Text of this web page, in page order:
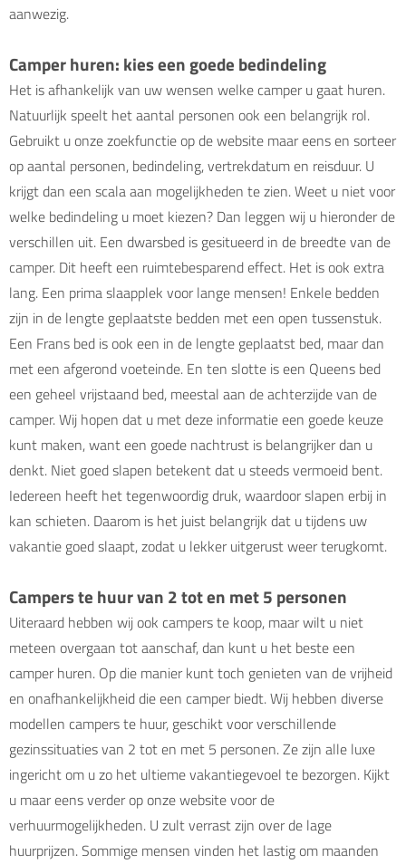
aanwezig.
Camper huren: kies een goede bedindeling
Het is afhankelijk van uw wensen welke camper u gaat huren.
Natuurlijk speelt het aantal personen ook een belangrijk rol.
Gebruikt u onze zoekfunctie op de website maar eens en sorteer
op aantal personen, bedindeling, vertrekdatum en reisduur. U
krijgt dan een scala aan mogelijkheden te zien. Weet u niet voor
welke bedindeling u moet kiezen? Dan leggen wij u hieronder de
verschillen uit. Een dwarsbed is gesitueerd in de breedte van de
camper. Dit heeft een ruimtebesparend effect. Het is ook extra
lang. Een prima slaapplek voor lange mensen! Enkele bedden
zijn in de lengte geplaatste bedden met een open tussenstuk.
Een Frans bed is ook een in de lengte geplaatst bed, maar dan
met een afgerond voeteinde. En ten slotte is een Queens bed
een geheel vrijstaand bed, meestal aan de achterzijde van de
camper. Wij hopen dat u met deze informatie een goede keuze
kunt maken, want een goede nachtrust is belangrijker dan u
denkt. Niet goed slapen betekent dat u steeds vermoeid bent.
Iedereen heeft het tegenwoordig druk, waardoor slapen erbij in
kan schieten. Daarom is het juist belangrijk dat u tijdens uw
vakantie goed slaapt, zodat u lekker uitgerust weer terugkomt.
Campers te huur van 2 tot en met 5 personen
Uiteraard hebben wij ook campers te koop, maar wilt u niet
meteen overgaan tot aanschaf, dan kunt u het beste een
camper huren. Op die manier kunt toch genieten van de vrijheid
en onafhankelijkheid die een camper biedt. Wij hebben diverse
modellen campers te huur, geschikt voor verschillende
gezinssituaties van 2 tot en met 5 personen. Ze zijn alle luxe
ingericht om u zo het ultieme vakantiegevoel te bezorgen. Kijkt
u maar eens verder op onze website voor de
verhuurmogelijkheden. U zult verrast zijn over de lage
huurprijzen. Sommige mensen vinden het lastig om maanden